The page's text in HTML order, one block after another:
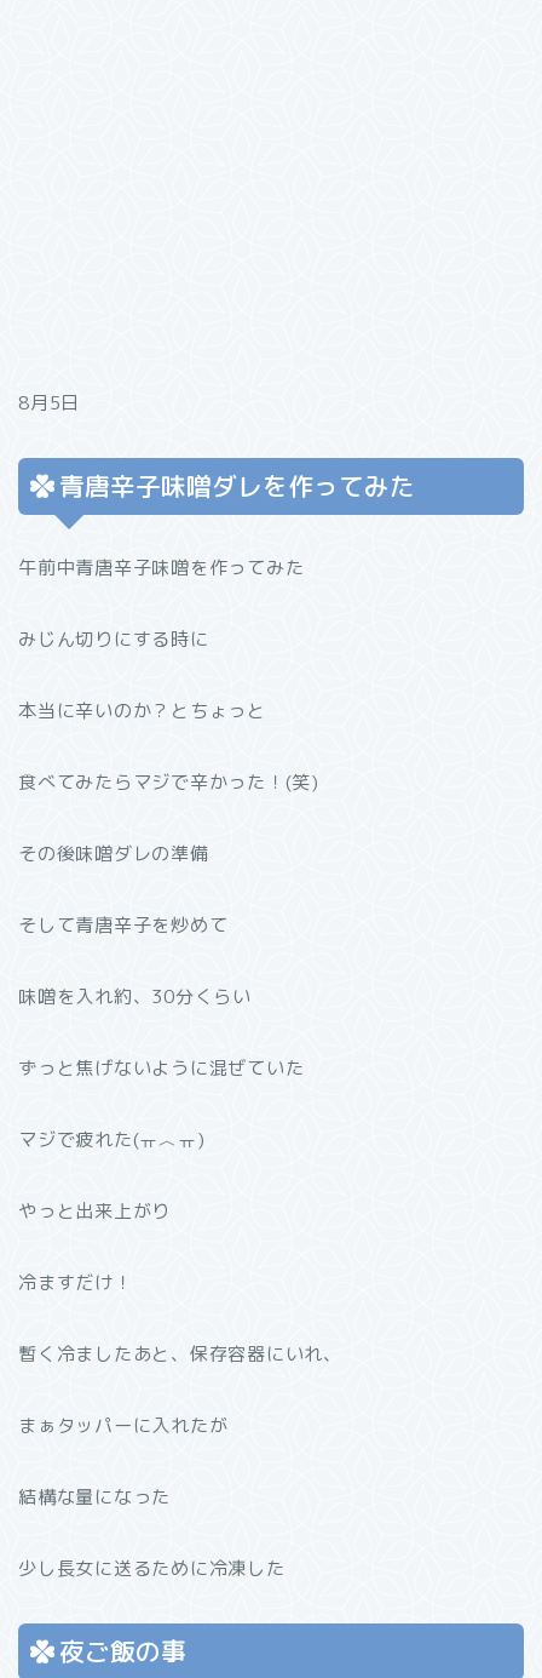
8月5日
青唐辛子味噌ダレを作ってみた
午前中青唐辛子味噌を作ってみた
みじん切りにする時に
本当に辛いのか？とちょっと
食べてみたらマジで辛かった！(笑)
その後味噌ダレの準備
そして青唐辛子を炒めて
味噌を入れ約、30分くらい
ずっと‎焦げないように混ぜていた
マジで疲れた(ㅠ︿ㅠ)
やっと出来上がり
冷ますだけ！
暫く冷ましたあと、保存容器にいれ、
まぁタッパーに入れたが
結構な量になった
少し長女に送るために冷凍した
夜ご飯の事